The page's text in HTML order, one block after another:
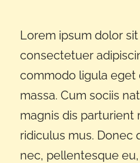
Lorem ipsum dolor
consectetuer
commodo ligula eget
massa. Cum sociis
magnis dis parturient
ridiculus mus. Donec
nec, pellentesque